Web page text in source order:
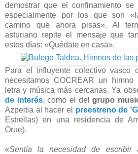
demostrar que el confinamiento
especialmente por los que son
camino que ahora pisas». Al
asturiano repite el mensaje que
estos días: «Quédate en casa».
Para el influyente colectivo vasco
necesitamos COCREAR un
letra y música más cercanas. Ya
de interés, como el delgrupo
Azpeitia al hacer el preestreno de
Estrellas) en una residencia de
Orue).
«Sentía la necesidad de escribir